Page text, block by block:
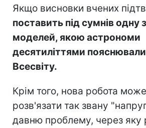
Якщо висновки вчених
поставить під сумнів одну
моделей, якою астрономи
десятиліттями
Всесвіту.
Крім того, нова робота
розв'язати так звану
давню проблему, через яку